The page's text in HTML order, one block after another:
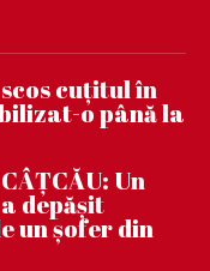
cuțitul în
o până la
Un
depășit
un șofer din